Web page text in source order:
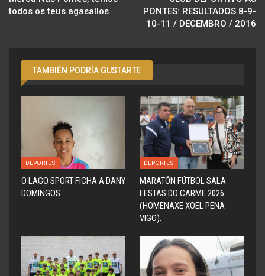
todos os teus agasallos
PONTES: RESULTADOS 8-9-
10-11 / DECEMBRO / 2016
TAMBIÉN PODRÍA GUSTARTE
DEPORTES
O LAGO SPORT FICHA A DANY
DOMINGOS
DEPORTES
MARATÓN FÚTBOL SALA
FESTAS DO CARME 2026
(HOMENAXE XOEL PENA
VIGO).